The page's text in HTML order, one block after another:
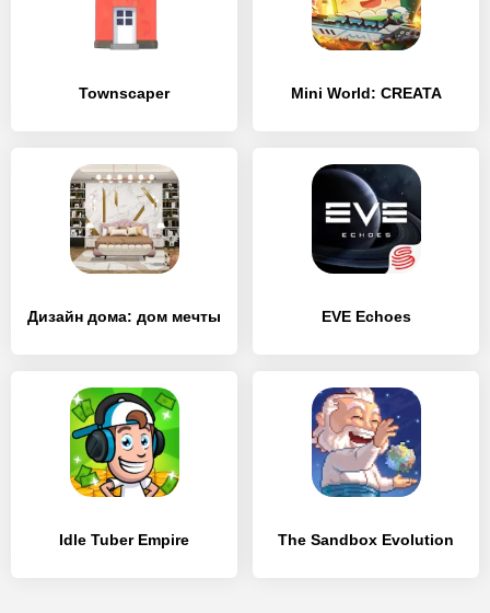
Townscaper Mini World: CREATA
Дизайн дома: дом мечты EVE Echoes
Idle Tuber Empire The Sandbox Evolution